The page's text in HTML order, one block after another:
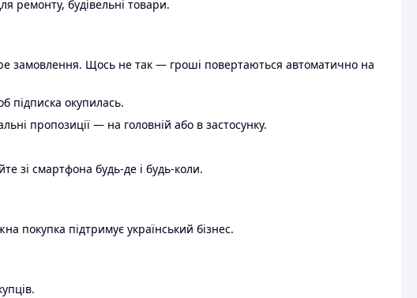
ремонту, будівельні товари.
замовлення. Щось не так — гроші повертаються автоматично на
підписка окупилась.
пропозиції — на головній або в застосунку.
зі смартфона будь-де і будь-коли.
покупка підтримує український бізнес.